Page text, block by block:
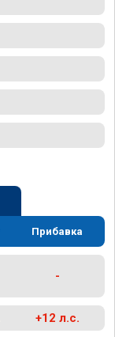
Прибавка
-
+12 л.с.